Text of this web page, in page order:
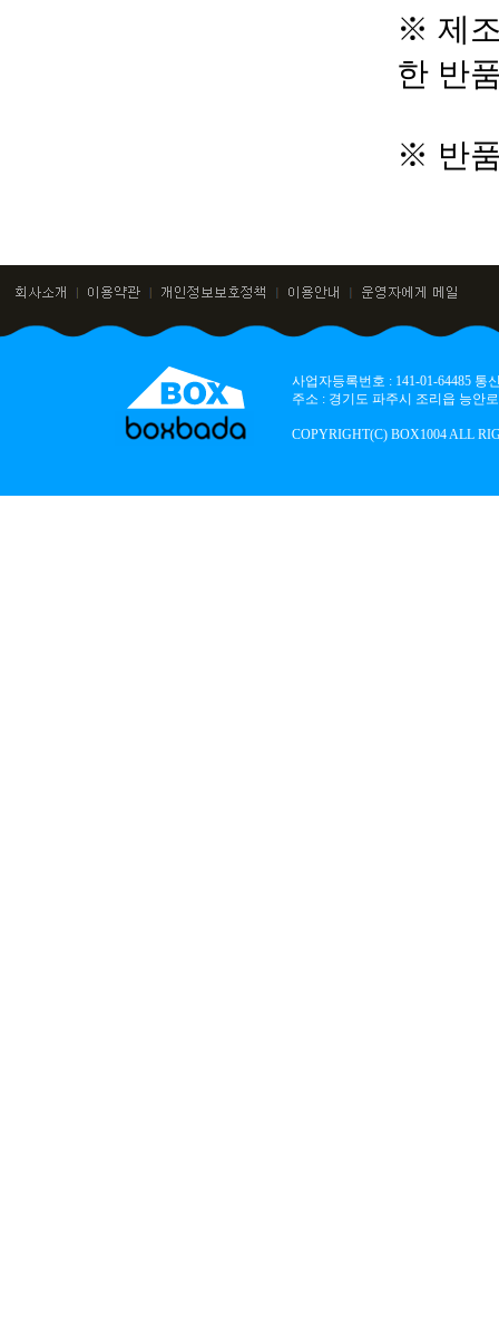
※ 제
한 반
※ 반
사업자등록번호 : 141-01-64485
주소 : 경기도 파주시 조리읍 능안
COPYRIGHT(C) BOX1004 ALL